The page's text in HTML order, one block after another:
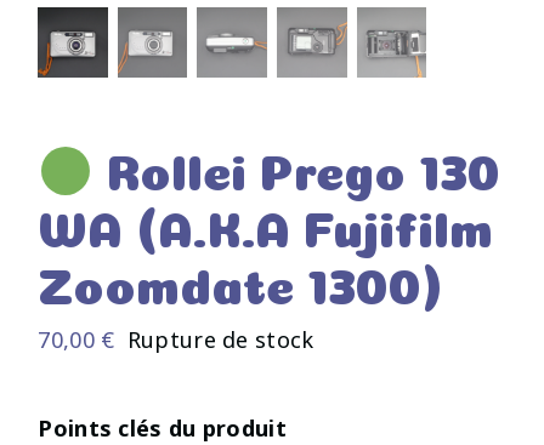
Rollei Prego 130
WA (A.K.A Fujifilm
Zoomdate 1300)
70,00 € Rupture de stock
Points clés du produit